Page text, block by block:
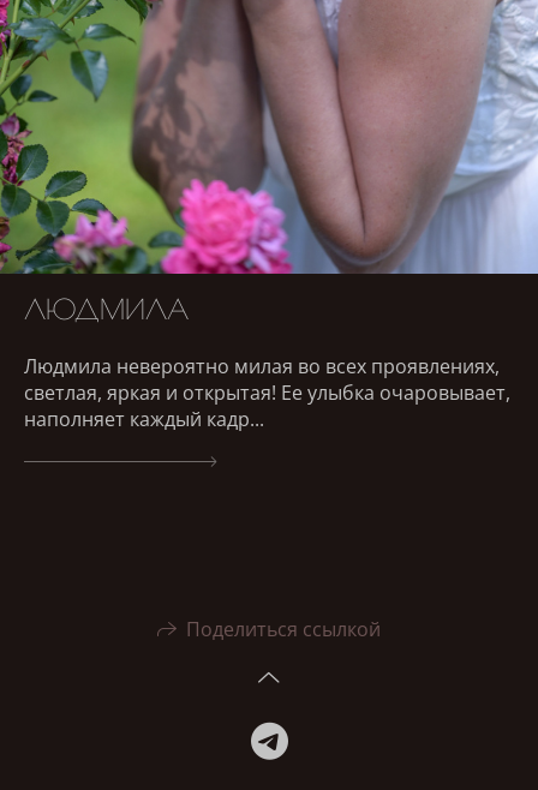
ЛЮДМИЛА
Людмила невероятно милая во всех проявлениях,
светлая, яркая и открытая! Ее улыбка очаровывает,
наполняет каждый кадр...
Поделиться ссылкой